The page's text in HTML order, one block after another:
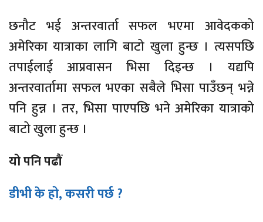
छनौट भई अन्तरवार्ता सफल भएमा आवेदकको
अमेरिका यात्राका लागि बाटो खुला हुन्छ । त्यसपछि
तपाईलाई आप्रवासन भिसा दिइन्छ । यद्यपि
अन्तरवार्तामा सफल भएका सबैले भिसा पाउँछन् भन्ने
पनि हुन्न । तर, भिसा पाएपछि भने अमेरिका यात्राको
बाटो खुला हुन्छ ।
यो पनि पढौं
डीभी के हो, कसरी पर्छ ?